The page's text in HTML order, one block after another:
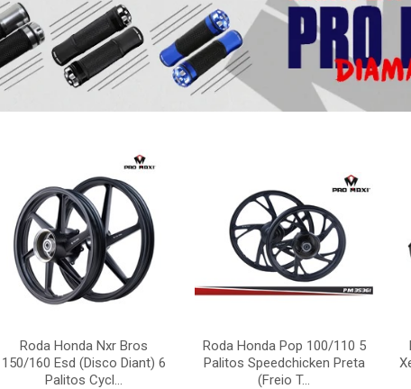
Roda Honda Nxr Bros
150/160 Esd (Disco Diant) 6
Palitos Cycl...
Roda Honda Pop 100/110 5
Palitos Speedchicken Preta
(Freio T...